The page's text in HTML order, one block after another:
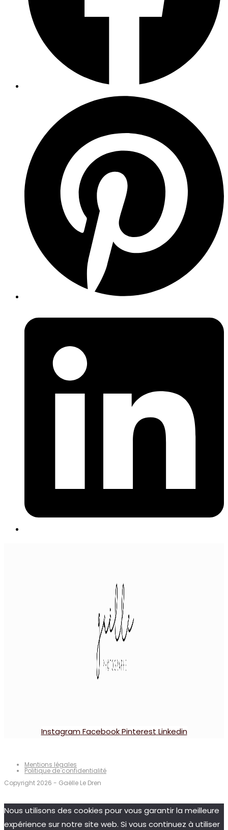
Instagram Facebook Pinterest Linkedin
Mentions légales
Politique de confidentialité
Copyright 2026 - Gaëlle Le Dren
Nous utilisons des cookies pour vous garantir la meilleure
expérience sur notre site web. Si vous continuez à utiliser